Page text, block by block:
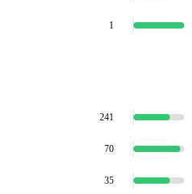
1
241
70
35